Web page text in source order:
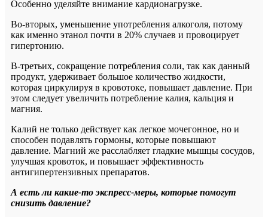
Особенно уделяйте внимание кардионагрузке.
Во-вторых, уменьшение употребления алкоголя, потому
как именно этанол почти в 20% случаев и провоцирует
гипертонию.
В-третьих, сокращение потребления соли, так как данный
продукт, удерживает большое количество жидкости,
которая циркулируя в кровотоке, повышает давление. При
этом следует увеличить потребление калия, кальция и
магния.
Калий не только действует как легкое мочегонное, но и
способен подавлять гормоны, которые повышают
давление. Магний же расслабляет гладкие мышцы сосудов,
улучшая кровоток, и повышает эффективность
антигипертензивных препаратов.
А есть ли какие-то экспресс-меры, которые помогут
снизить давление?